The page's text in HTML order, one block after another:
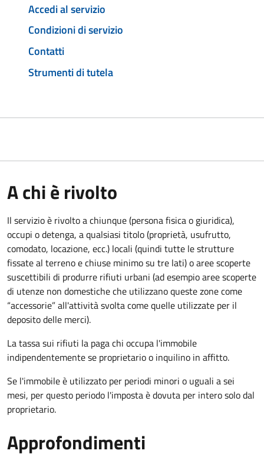
Accedi al servizio
Condizioni di servizio
Contatti
Strumenti di tutela
A chi è rivolto
Il servizio è rivolto a chiunque (persona fisica o giuridica),
occupi o detenga, a qualsiasi titolo (proprietà, usufrutto,
comodato, locazione, ecc.) locali (quindi tutte le strutture
fissate al terreno e chiuse minimo su tre lati) o aree scoperte
suscettibili di produrre rifiuti urbani (ad esempio aree scoperte
di utenze non domestiche che utilizzano queste zone come
“accessorie” all'attività svolta come quelle utilizzate per il
deposito delle merci).
La tassa sui rifiuti la paga chi occupa l'immobile
indipendentemente se proprietario o inquilino in affitto.
Se l'immobile è utilizzato per periodi minori o uguali a sei
mesi, per questo periodo l'imposta è dovuta per intero solo dal
proprietario.
Approfondimenti